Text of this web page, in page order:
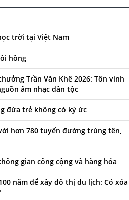
trời tại Việt Nam
hồng
Trần Văn Khê 2026: Tôn vinh
âm nhạc dân tộc
đứa trẻ không có ký ức
hơn 780 tuyến đường trùng tên,
gian công cộng và hàng hóa
năm để xây đô thị du lịch: Có xóa